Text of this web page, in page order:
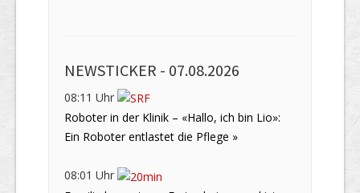
NEWSTICKER - 07.08.2026
08:11 Uhr
Roboter in der Klinik – «Hallo, ich bin Lio»:
Ein Roboter entlastet die Pflege »
08:01 Uhr